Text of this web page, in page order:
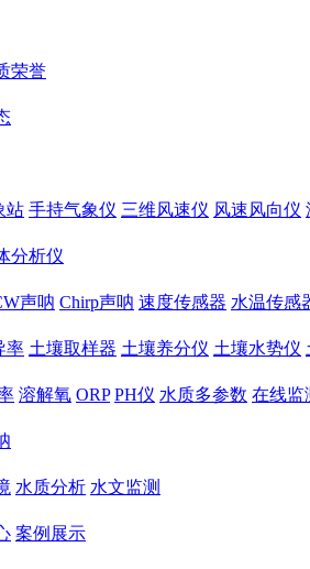
荣誉
站 手持气象仪 三维风速仪 风速风向仪
分析仪
声呐 Chirp声呐 速度传感器 水温传感
率 土壤取样器 土壤养分仪 土壤水势仪
溶解氧 ORP PH仪 水质多参数 在线监
水质分析 水文监测
案例展示